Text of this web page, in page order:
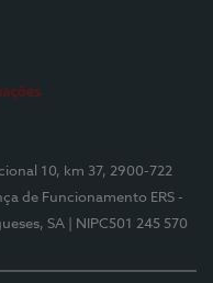
10, km 37, 2900-722
de Funcionamento ERS -
SA | NIPC501 245 570